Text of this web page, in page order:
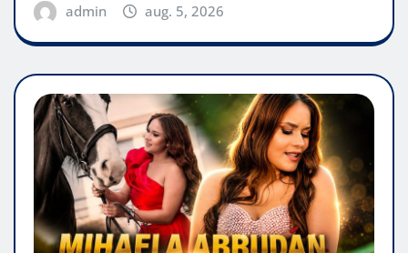
admin aug. 5, 2026